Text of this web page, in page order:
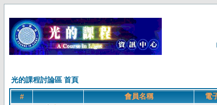
光的課程討論區 首頁
# 會員名稱
電